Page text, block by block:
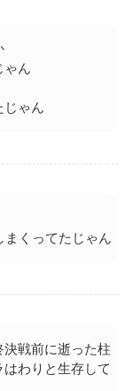
ゃん
じゃん
まくってたじゃん
戦前に逝った柱
わりと生存して